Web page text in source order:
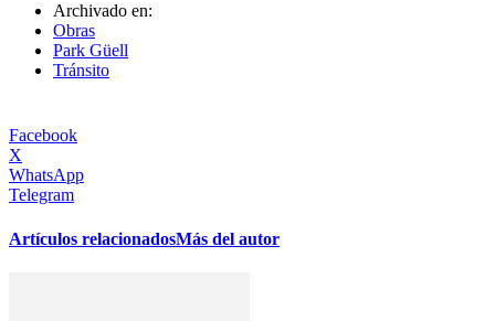
Archivado en:
Obras
Park Güell
Tránsito
Facebook
X
WhatsApp
Telegram
Artículos relacionadosMás del autor